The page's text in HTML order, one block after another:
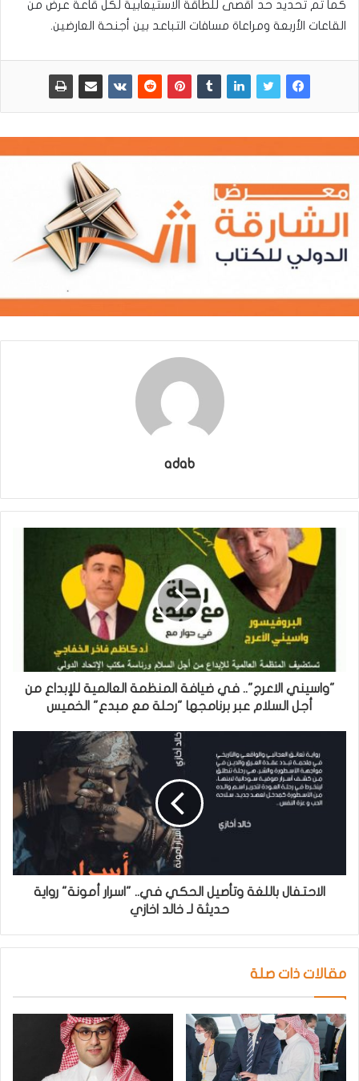
كما تم تحديد حد أقصى للطاقة الاستيعابية لكل قاعة عرض من
القاعات الأربعة ومراعاة مسافات التباعد بين أجنحة العارضين.
adab
"واسيني الاعرج".. في ضيافة المنظمة العالمية للإبداع من
أجل السلام عبر برنامجها "رحلة مع مبدع" الخميس
الاحتفال باللغة وتأصيل الحكي في.. "اسرار أمونة" رواية
حديثة لـ خالد اخازي
مقالات ذات صلة